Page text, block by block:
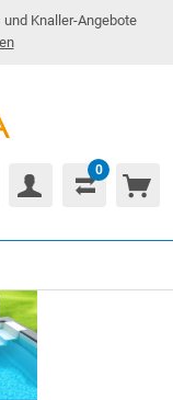
Knaller-Angebote
0